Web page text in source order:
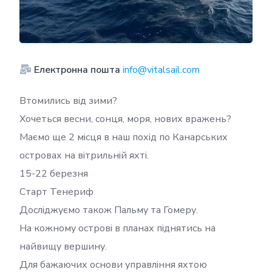
Електронна пошта info@vitalsail.com
Втомились від зими?
Хочеться весни, сонця, моря, нових вражень?
Маємо ще 2 місця в наш похід по Канарських
островах на вітрильній яхті.
15-22 березня
Старт Тенериф
Досліджуємо також Пальму та Гомеру.
На кожному острові в планах піднятись на
найвищу вершину.
Для бажаючих основи управління яхтою